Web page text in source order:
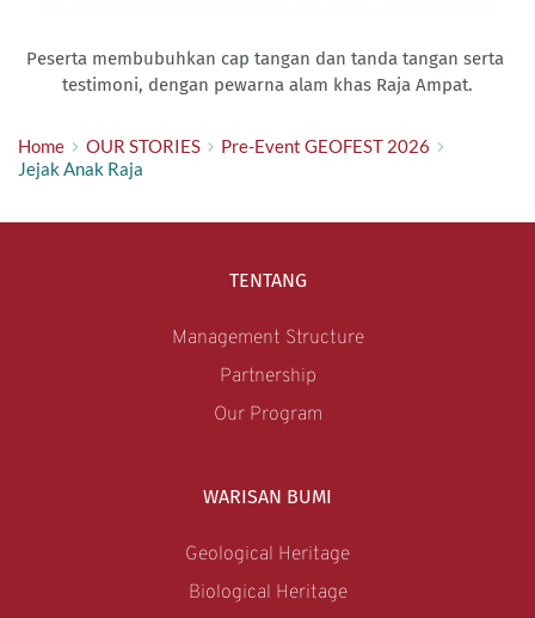
Peserta membubuhkan cap tangan dan tanda tangan serta
testimoni, dengan pewarna alam khas Raja Ampat.
Home OUR STORIES
Pre-Event GEOFEST 2026
Jejak Anak Raja
TENTANG
Management Structure
Partnership
Our Program
WARISAN BUMI
Geological Heritage
Biological Heritage